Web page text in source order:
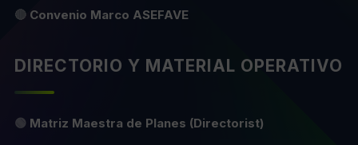
🔴 Convenio Marco ASEFAVE
DIRECTORIO Y MATERIAL OPERATIVO
🟢 Matriz Maestra de Planes (Directorist)